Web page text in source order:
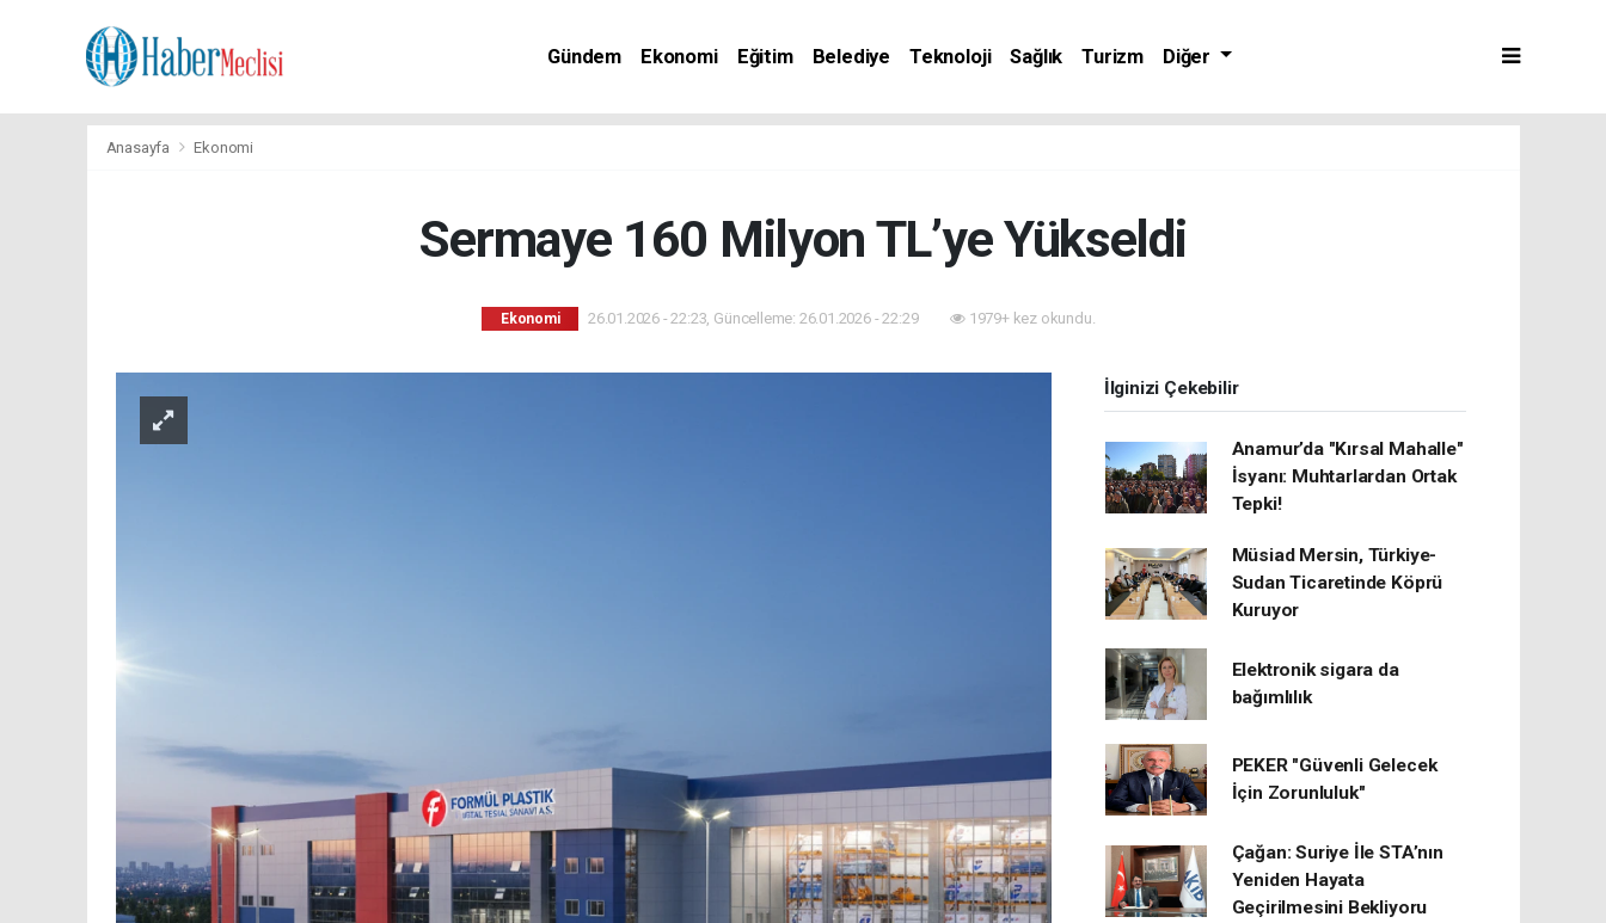
Gündem Ekonomi Eğitim Belediye Teknoloji Sağlık Turizm Diğer
Anasayfa Ekonomi
Sermaye 160 Milyon TL’ye Yükseldi
Ekonomi 26.01.2026 - 22:23, Güncelleme: 26.01.2026 - 22:29 1979+ kez okundu.
İlginizi Çekebilir
Anamur’da "Kırsal Mahalle"
İsyanı: Muhtarlardan Ortak
Tepki!
Müsiad Mersin, Türkiye-
Sudan Ticaretinde Köprü
Kuruyor
Elektronik sigara da
bağımlılık
PEKER "Güvenli Gelecek
İçin Zorunluluk"
Çağan: Suriye İle STA’nın
Yeniden Hayata
Geçirilmesini Bekliyoru